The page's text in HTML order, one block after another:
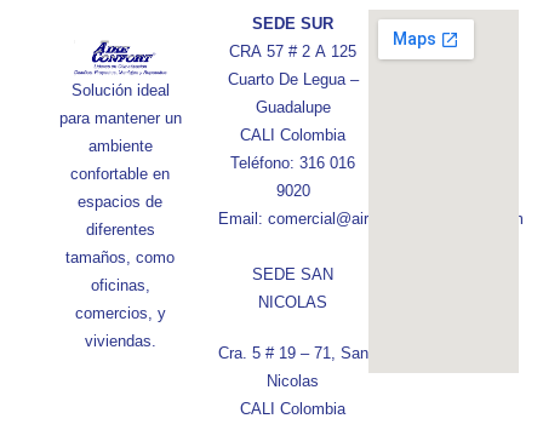
Solución ideal
para mantener un
ambiente
confortable en
espacios de
diferentes
tamaños, como
oficinas,
comercios, y
viviendas.
SEDE SUR
CRA 57 # 2 A 125
Cuarto De Legua –
Guadalupe
CALI Colombia
Teléfono: 316 016
9020
Email: comercial@aireconfortcolombia.com
SEDE SAN
NICOLAS
Cra. 5 # 19 – 71, San
Nicolas
CALI Colombia